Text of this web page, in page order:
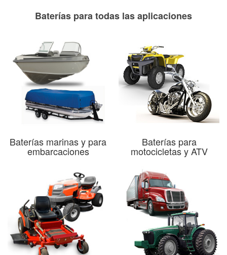
Baterías para todas las aplicaciones
Baterías marinas y para
embarcaciones
Baterías para
motocicletas y ATV